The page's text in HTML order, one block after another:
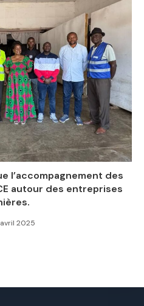
l’accompagnement des
autour des entreprises
2025